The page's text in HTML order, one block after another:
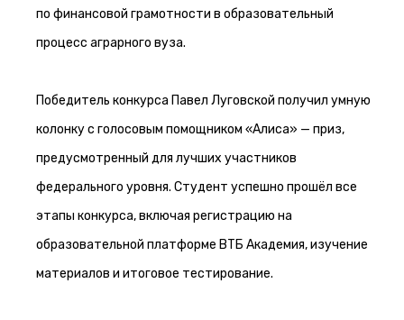
по финансовой грамотности в образовательный
процесс аграрного вуза.
Победитель конкурса Павел Луговской получил умную
колонку с голосовым помощником «Алиса» — приз,
предусмотренный для лучших участников
федерального уровня. Студент успешно прошёл все
этапы конкурса, включая регистрацию на
образовательной платформе ВТБ Академия, изучение
материалов и итоговое тестирование.